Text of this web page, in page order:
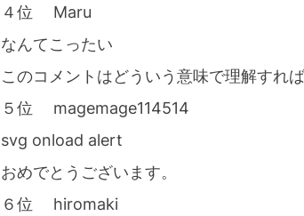
４位 Maru
なんてこったい
このコメントはどういう意味で理解すれ
５位 magemage114514
svg onload alert
おめでとうございます。
６位 hiromaki